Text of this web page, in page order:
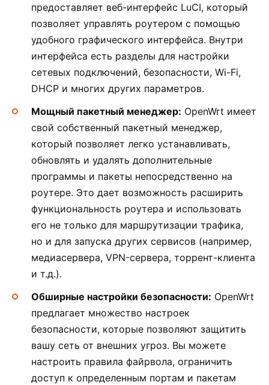
предоставляет веб-интерфейс LuCI, который
позволяет управлять роутером с помощью
удобного графического интерфейса. Внутри
интерфейса есть разделы для настройки
сетевых подключений, безопасности, Wi-Fi,
DHCP и многих других параметров.
Мощный пакетный менеджер: OpenWrt имеет
свой собственный пакетный менеджер,
который позволяет легко устанавливать,
обновлять и удалять дополнительные
программы и пакеты непосредственно на
роутере. Это дает возможность расширить
функциональность роутера и использовать
его не только для маршрутизации трафика,
но и для запуска других сервисов (например,
медиасервера, VPN-сервера, торрент-клиента
и т.д.).
Обширные настройки безопасности: OpenWrt
предлагает множество настроек
безопасности, которые позволяют защитить
вашу сеть от внешних угроз. Вы можете
настроить правила файрвола, ограничить
доступ к определенным портам и пакетам